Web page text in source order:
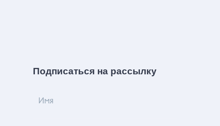
Подписаться на рассылку
Имя